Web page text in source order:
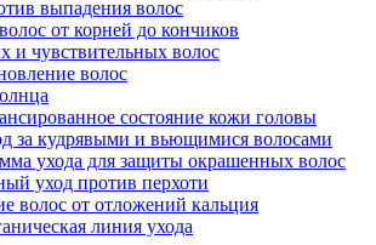
выпадения волос
от корней до кончиков
и чувствительных волос
волос
состояние кожи головы
за кудрявыми и вьющимися волосами
ухода для защиты окрашенных волос
уход против перхоти
волос от отложений кальция
линия ухода